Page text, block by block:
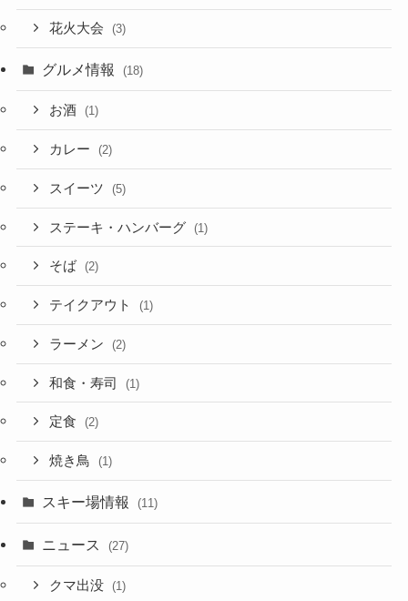
花火大会 (3)
グルメ情報 (18)
お酒 (1)
カレー (2)
スイーツ (5)
ステーキ・ハンバーグ (1)
そば (2)
テイクアウト (1)
ラーメン (2)
和食・寿司 (1)
定食 (2)
焼き鳥 (1)
スキー場情報 (11)
ニュース (27)
クマ出没 (1)